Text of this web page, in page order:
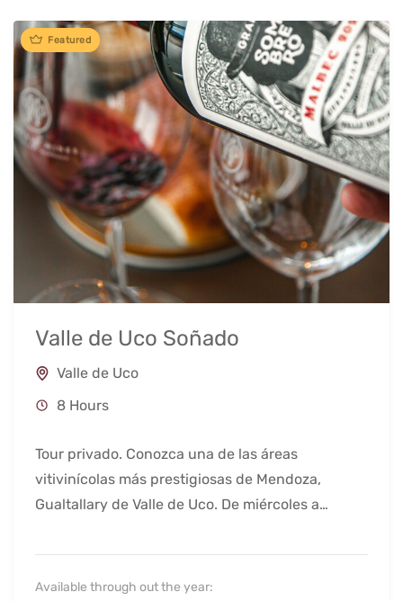
Featured
Valle de Uco Soñado
Valle de Uco
8 Hours
Tour privado. Conozca una de las áreas
vitivinícolas más prestigiosas de Mendoza,
Gualtallary de Valle de Uco. De miércoles a
Available through out the year: